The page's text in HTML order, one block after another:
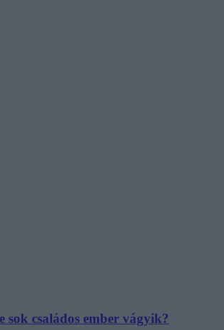
családos ember vágyik?